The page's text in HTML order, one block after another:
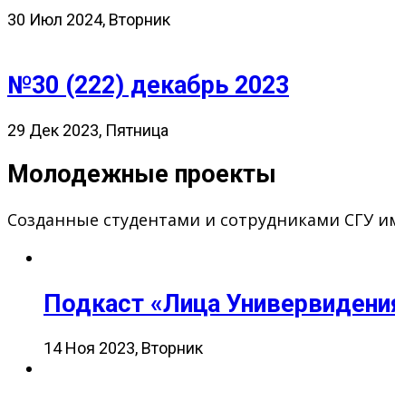
30 Июл 2024, Вторник
№30 (222) декабрь 2023
29 Дек 2023, Пятница
Молодежные проекты
Созданные студентами и сотрудниками СГУ
Подкаст «Лица
14 Ноя 2023, Вторник